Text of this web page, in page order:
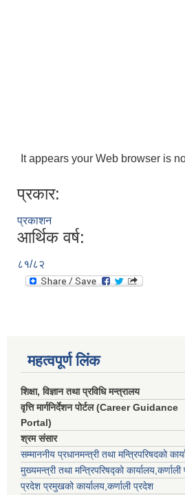
It appears your Web browser is
प्रकार:
प्रकाशन
आर्थिक वर्ष:
८१/८२
महत्वपूर्ण लिंक
शिक्षा, विज्ञान तथा प्रविधि मन्त्रालय
वृत्ति मार्गनिर्देशन पोर्टल (Career Guidance
Portal)
श्रम संसार
सम्माननीय प्रधानमन्त्री तथा मन्त्रिपरिषद‌को
मुख्यमन्त्री तथा मन्त्रिपरिषद्को
प्रदेश प्रमुखको कार्यालय,कर्णाली प्रदेश